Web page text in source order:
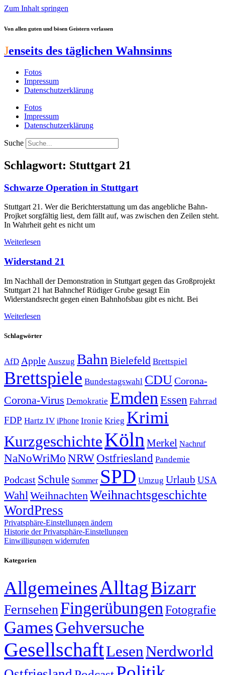
Zum Inhalt springen
Von allen guten und bösen Geistern verlassen
Jenseits des täglichen Wahnsinns
Fotos
Impressum
Datenschutzerklärung
Fotos
Impressum
Datenschutzerklärung
Suche
Schlagwort: Stuttgart 21
Schwarze Operation in Stuttgart
Stuttgart 21. Wer die Berichterstattung um das angebliche Bahn-
Projket sorgfältig liest, dem fällt auf, was zwischen den Zeilen steht.
In Wahrheit geht es nicht um
Weiterlesen
Widerstand 21
Im Nachhall der Demonstration in Stuttgart gegen das Großprojekt
Stuttgart 21 hat Bahnchef Rüdiger Grube gesagt Ein
Widerstandsrecht gegen einen Bahnhofsbau gibt es nicht. Bei
Weiterlesen
Schlagwörter
AfD Apple Auszug Bahn Bielefeld Brettspiel
Brettspiele Bundestagswahl CDUCorona-
Corona-Virus Demokratie Emden Essen Fahrrad
FDP Hartz IV iPhone Ironie Krieg Krimi
KurzgeschichteKölnMerkel Nachruf
NaNoWriMo NRWOstfriesland Pandemie
Podcast Schule Sommer SPD Umzug Urlaub USA
Wahl WeihnachtenWeihnachtsgeschichte
WordPress
Privatsphäre-Einstellungen ändern
Historie der Privatsphäre-Einstellungen
Einwilligungen widerrufen
Kategorien
AllgemeinesAlltagBizarr
Fernsehen Fingerübungen Fotografie
GamesGehversuche
GesellschaftLesen Nerdworld